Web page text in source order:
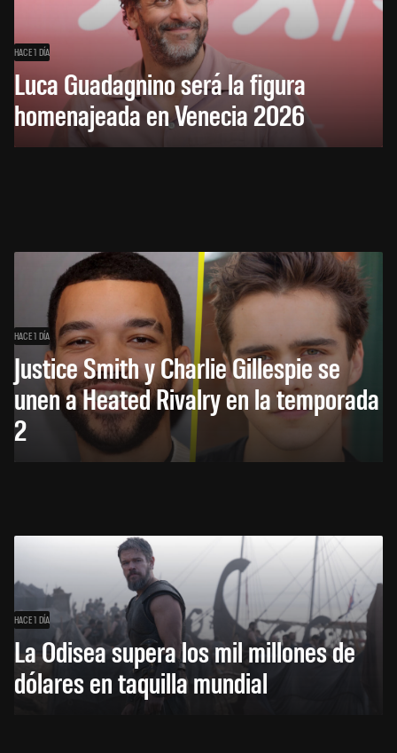
HACE 1 DÍA
Luca Guadagnino será la figura
homenajeada en Venecia 2026
HACE 1 DÍA
Justice Smith y Charlie Gillespie se
unen a Heated Rivalry en la temporada
2
HACE 1 DÍA
La Odisea supera los mil millones de
dólares en taquilla mundial